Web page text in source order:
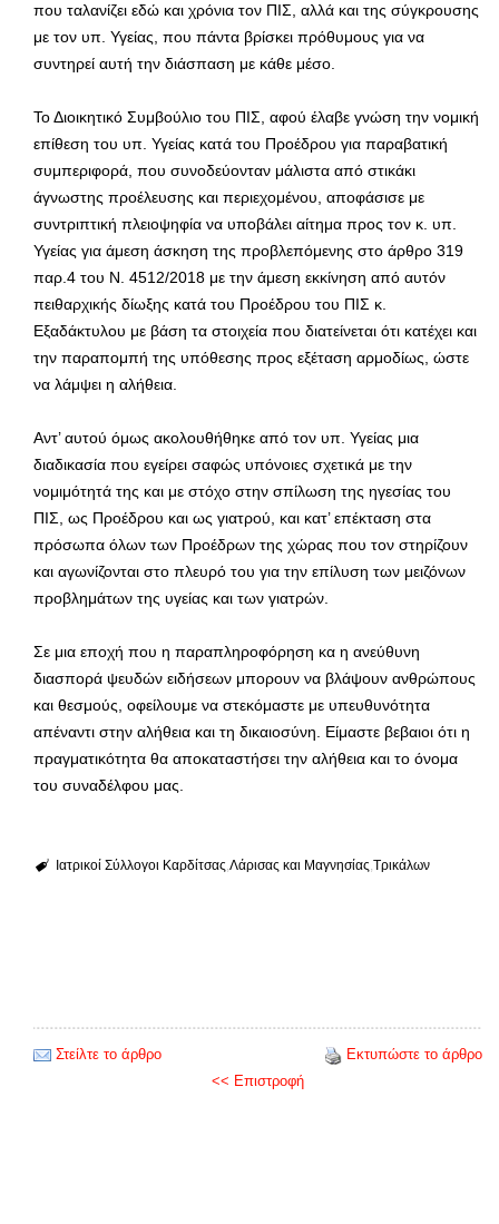
που ταλανίζει εδώ και χρόνια τον ΠΙΣ, αλλά και της σύγκρουσης
με τον υπ. Υγείας, που πάντα βρίσκει πρόθυμους για να
συντηρεί αυτή την διάσπαση με κάθε μέσο.
Το Διοικητικό Συμβούλιο του ΠΙΣ, αφού έλαβε γνώση την νομική
επίθεση του υπ. Υγείας κατά του Προέδρου για παραβατική
συμπεριφορά, που συνοδεύονταν μάλιστα από στικάκι
άγνωστης προέλευσης και περιεχομένου, αποφάσισε με
συντριπτική πλειοψηφία να υποβάλει αίτημα προς τον κ. υπ.
Υγείας για άμεση άσκηση της προβλεπόμενης στο άρθρο 319
παρ.4 του Ν. 4512/2018 με την άμεση εκκίνηση από αυτόν
πειθαρχικής δίωξης κατά του Προέδρου του ΠΙΣ κ.
Εξαδάκτυλου με βάση τα στοιχεία που διατείνεται ότι κατέχει και
την παραπομπή της υπόθεσης προς εξέταση αρμοδίως, ώστε
να λάμψει η αλήθεια.
Αντ’ αυτού όμως ακολουθήθηκε από τον υπ. Υγείας μια
διαδικασία που εγείρει σαφώς υπόνοιες σχετικά με την
νομιμότητά της και με στόχο στην σπίλωση της ηγεσίας του
ΠΙΣ, ως Προέδρου και ως γιατρού, και κατ’ επέκταση στα
πρόσωπα όλων των Προέδρων της χώρας που τον στηρίζουν
και αγωνίζονται στο πλευρό του για την επίλυση των μειζόνων
προβλημάτων της υγείας και των γιατρών.
Σε μια εποχή που η παραπληροφόρηση κα η ανεύθυνη
διασπορά ψευδών ειδήσεων μπορουν να βλάψουν ανθρώπους
και θεσμούς, οφείλουμε να στεκόμαστε με υπευθυνότητα
απέναντι στην αλήθεια και τη δικαιοσύνη. Είμαστε βεβαιοι ότι η
πραγματικότητα θα αποκαταστήσει την αλήθεια και το όνομα
του συναδέλφου μας.
Ιατρικοί Σύλλογοι Καρδίτσας Λάρισας και Μαγνησίας Τρικάλων
Στείλτε το άρθρο
Εκτυπώστε το άρθρο
<< Επιστροφή